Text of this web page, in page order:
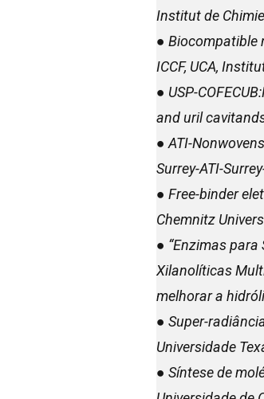
Institut de
● Biocompatible
ICCF, UCA,
● USP-
and uril
● ATI-
Surrey-ATI-
● Free-binder
Chemnitz
● “Enzimas
Xilanolíticas
melhorar a
● Super-
Universidade
● Síntese de